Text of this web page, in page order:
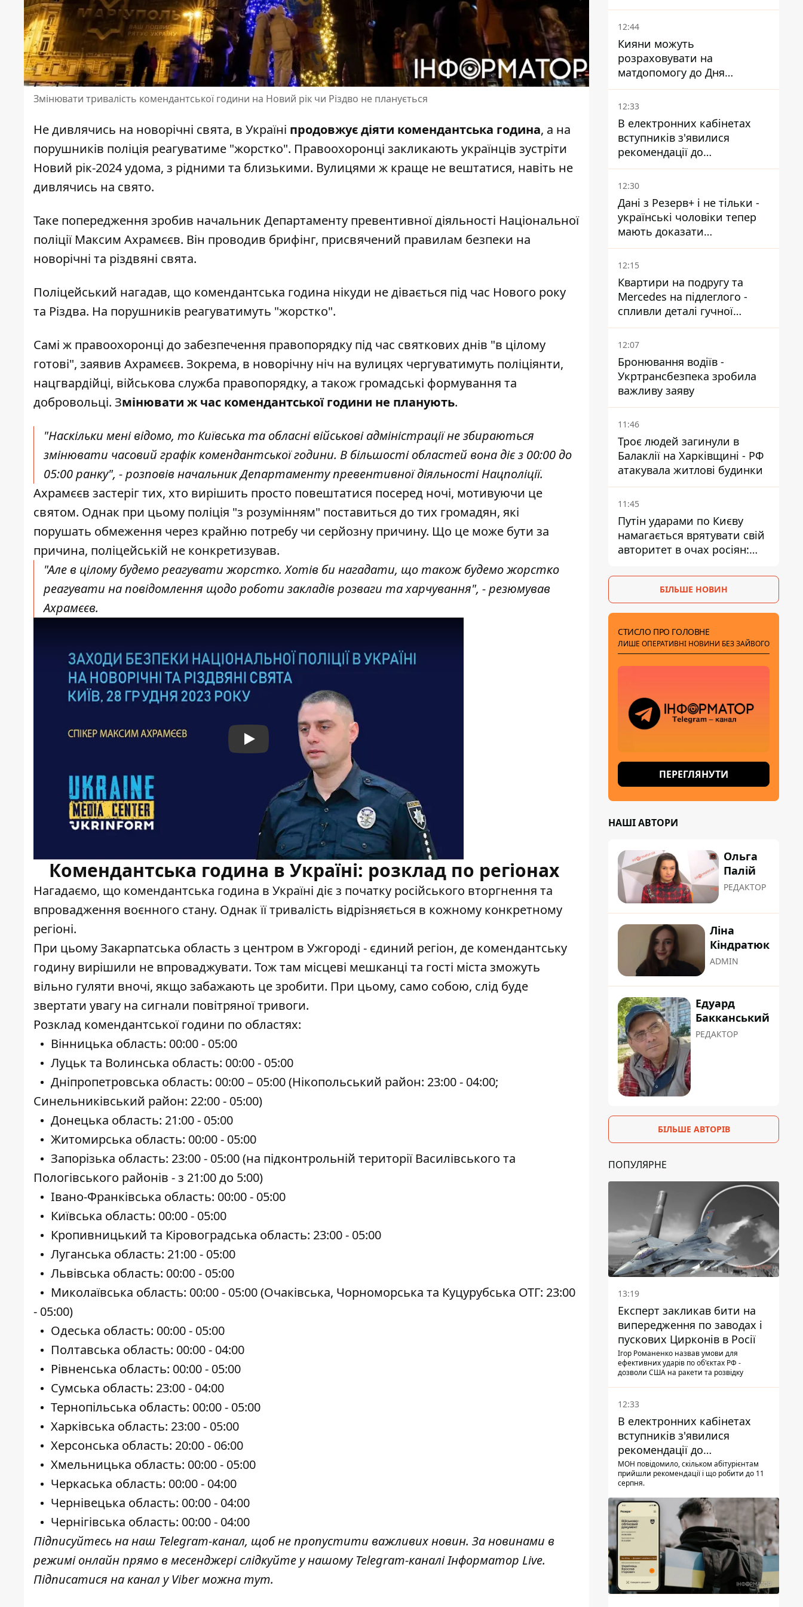
Змінювати тривалість комендантської години на Новий рік чи Різдво не планується
Не дивлячись на новорічні свята, в Україні продовжуєдіяти комендантська година, а на
порушників поліція реагуватиме "жорстко". Правоохоронці закликають українців зустріти
Новий рік-2024 удома, з рідними та близькими. Вулицями ж краще не вештатися, навіть не
дивлячись на свято.
Таке попередження зробив начальник Департаменту превентивної діяльності Національної
поліції Максим Ахрамєєв. Він проводив брифінг, присвячений правилам безпеки на
новорічні та різдвяні свята.
Поліцейський нагадав, що комендантська година нікуди не дівається під час Нового року
та Різдва. На порушників реагуватимуть "жорстко".
Самі ж правоохоронці до забезпечення правопорядку під час святкових днів "в цілому
готові", заявив Ахрамєєв. Зокрема, в новорічну ніч на вулицях чергуватимуть поліціянти,
нацгвардійці, військова служба правопорядку, а також громадські формування та
добровольці. Змінювати ж час комендантської години не планують.
"Наскільки мені відомо, то Київська та обласні військові адміністрації не збираються
змінювати часовий графік комендантської години. В більшості областей вона діє з 00:00 до
05:00 ранку", - розповів начальник Департаменту превентивної діяльності Нацполіції.
Ахрамєєв застеріг тих, хто вирішить просто повештатися посеред ночі, мотивуючи це
святом. Однак при цьому поліція "з розумінням" поставиться до тих громадян, які
порушать обмеження через крайню потребу чи серйозну причину. Що це може бути за
причина, поліцейській не конкретизував.
"Але в цілому будемо реагувати жорстко. Хотів би нагадати, що також будемо жорстко
реагувати на повідомлення щодо роботи закладів розваги та харчування", - резюмував
Ахрамєєв.
Play
Комендантська година в Україні: розклад по регіонах
Нагадаємо, що комендантська година в Україні діє з початку російського вторгнення та
впровадження воєнного стану. Однак її тривалість відрізняється в кожному конкретному
регіоні.
При цьому Закарпатська область з центром в Ужгороді - єдиний регіон, де комендантську
годину вирішили не впроваджувати. Тож там місцеві мешканці та гості міста зможуть
вільно гуляти вночі, якщо забажають це зробити. При цьому, само собою, слід буде
звертати увагу на сигнали повітряної тривоги.
Розклад комендантської години по областях:
Вінницька область: 00:00 - 05:00
Луцьк та Волинська область: 00:00 - 05:00
Дніпропетровська область: 00:00 – 05:00 (Нікопольський район: 23:00 - 04:00;
Синельниківський район: 22:00 - 05:00)
Донецька область: 21:00 - 05:00
Житомирська область: 00:00 - 05:00
Запорізька область: 23:00 - 05:00 (на підконтрольній території Василівського та
Пологівського районів - з 21:00 до 5:00)
Івано-Франківська область: 00:00 - 05:00
Київська область: 00:00 - 05:00
Кропивницький та Кіровоградська область: 23:00 - 05:00
Луганська область: 21:00 - 05:00
Львівська область: 00:00 - 05:00
Миколаївська область: 00:00 - 05:00 (Очаківська, Чорноморська та Куцурубська ОТГ: 23:00
- 05:00)
Одеська область: 00:00 - 05:00
Полтавська область: 00:00 - 04:00
Рівненська область: 00:00 - 05:00
Сумська область: 23:00 - 04:00
Тернопільська область: 00:00 - 05:00
Харківська область: 23:00 - 05:00
Херсонська область: 20:00 - 06:00
Хмельницька область: 00:00 - 05:00
Черкаська область: 00:00 - 04:00
Чернівецька область: 00:00 - 04:00
Чернігівська область: 00:00 - 04:00
Підписуйтесь на наш Telegram-канал, щоб не пропустити важливих новин. За новинами в
режимі онлайн прямо в месенджері слідкуйте у нашому Telegram-каналіІнформатор Live.
Підписатися на канал у Viber можнатут.
спецназом поліції
12:44
Кияни можуть
розраховувати на
матдопомогу до Дня
незалежності - кому її
дадуть
12:33
В електронних кабінетах
вступників з'явилися
рекомендації до
зарахування на бакалаврат і
в магістратуру - що треба
встигнути до 11 серпня
12:30
Дані з Резерв+ і не тільки -
українські чоловіки тепер
мають доказати
непридатність до служби,
щоб отримати тимчасовий
12:15
Квартири на подругу та
Mercedes на підлеглого -
спливли деталі гучної
справи НАБУ проти
Стефанішиної
12:07
Бронювання водіїв -
Укртрансбезпека зробила
важливу заяву
11:46
Троє людей загинули в
Балаклії на Харківщині - РФ
атакувала житлові будинки
11:45
Путін ударами по Києву
намагається врятувати свій
авторитет в очах росіян:
тиском - Sky News
БІЛЬШЕ НОВИН
СТИСЛО ПРО ГОЛОВНЕ
ЛИШЕ ОПЕРАТИВНІ НОВИНИ БЕЗ ЗАЙВОГО
ПЕРЕГЛЯНУТИ
НАШІ АВТОРИ
Ольга
Палій
РЕДАКТОР
Ліна
Кіндратюк
ADMIN
Едуард
Бакканський
РЕДАКТОР
БІЛЬШЕ АВТОРІВ
ПОПУЛЯРНЕ
13:19
Експерт закликав бити на
випередження по заводах і
пускових Цирконів в Росії
Ігор Романенко назвав умови для
ефективних ударів по об'єктах РФ -
дозволи США на ракети та розвідку
12:33
В електронних кабінетах
вступників з'явилися
рекомендації до
зарахування на бакалаврат і
в магістратуру - що треба
МОН повідомило, скільком абітурієнтам
прийшли рекомендації і що робити до 11
серпня.